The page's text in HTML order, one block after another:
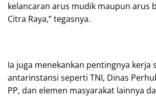
kelancaran arus mudik maupun arus
Citra Raya,” tegasnya.
Ia juga menekankan pentingnya kerja
antarinstansi seperti TNI, Dinas
PP, dan elemen masyarakat lainnya